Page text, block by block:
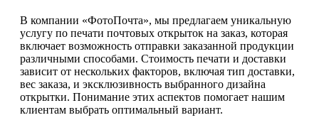
В компании «ФотоПочта», мы предлагаем уникальную
услугу по печати почтовых открыток на заказ, которая
включает возможность отправки заказанной продукции
различными способами. Стоимость печати и доставки
зависит от нескольких факторов, включая тип доставки,
вес заказа, и эксклюзивность выбранного дизайна
открытки. Понимание этих аспектов помогает нашим
клиентам выбрать оптимальный вариант.